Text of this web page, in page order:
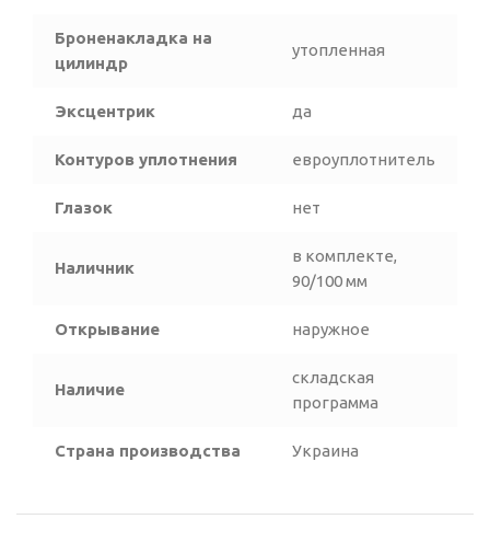
Броненакладка на
цилиндр
утопленная
Эксцентрик да
Контуров уплотнения евроуплотнитель
Глазок нет
Наличник
в комплекте,
90/100 мм
Открывание наружное
Наличие
складская
программа
Страна производства Украина